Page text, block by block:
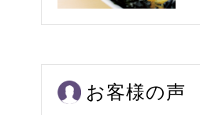
お客様の声